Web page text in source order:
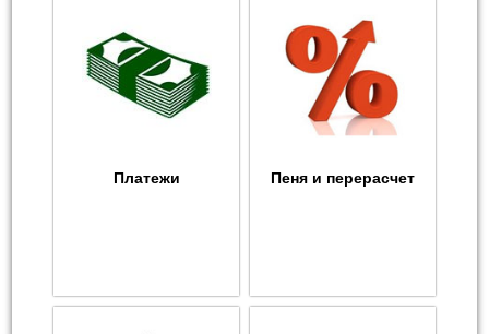
Платежи Пеня и перерасчет